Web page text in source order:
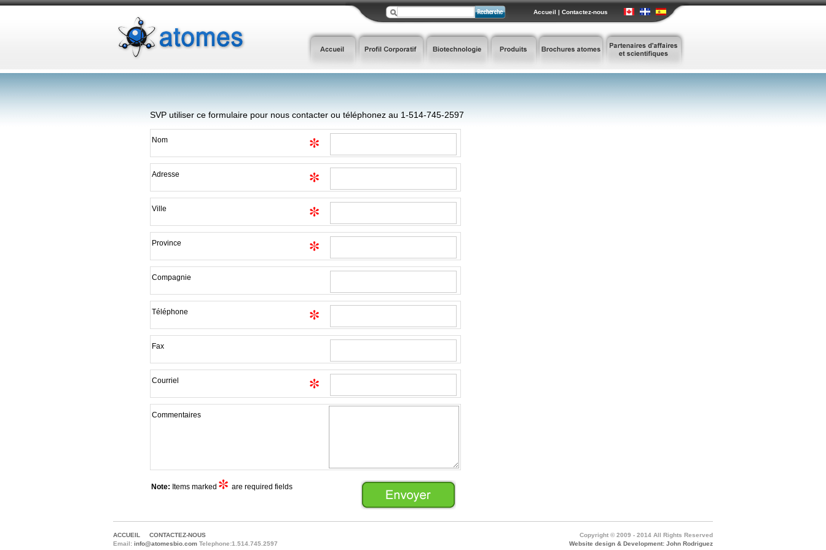
Accueil | Contactez-nous
SVP utiliser ce formulaire pour nous contacter ou téléphonez au 1-514-745-2597
Nom
Adresse
Ville
Province
Compagnie
Téléphone
Fax
Courriel
Commentaires
Note: Items marked are required fields
ACCUEIL
CONTACTEZ-NOUS
Email: info@atomesbio.com Telephone:1.514.745.2597
Copyright © 2009 - 2014 All Rights Reserved
Website design & Development: John Rodriguez